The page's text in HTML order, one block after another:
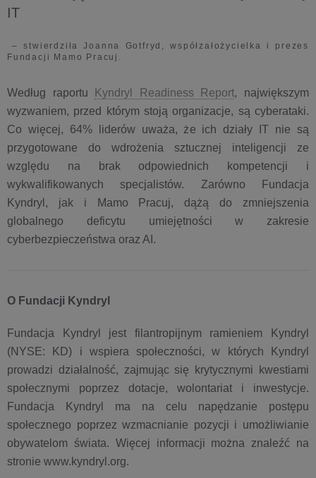
IT
– stwierdziła Joanna Gotfryd, współzałożycielka i prezes
Fundacji Mamo Pracuj.
Według raportu Kyndryl Readiness Report, największym
wyzwaniem, przed którym stoją organizacje, są cyberataki.
Co więcej, 64% liderów uważa, że ich działy IT nie są
przygotowane do wdrożenia sztucznej inteligencji ze
względu na brak odpowiednich kompetencji i
wykwalifikowanych specjalistów. Zarówno Fundacja
Kyndryl, jak i Mamo Pracuj, dążą do zmniejszenia
globalnego deficytu umiejętności w zakresie
cyberbezpieczeństwa oraz AI.
O Fundacji Kyndryl
Fundacja Kyndryl jest filantropijnym ramieniem Kyndryl
(NYSE: KD) i wspiera społeczności, w których Kyndryl
prowadzi działalność, zajmując się krytycznymi kwestiami
społecznymi poprzez dotacje, wolontariat i inwestycje.
Fundacja Kyndryl ma na celu napędzanie postępu
społecznego poprzez wzmacnianie pozycji i umożliwianie
obywatelom świata. Więcej informacji można znaleźć na
stronie www.kyndryl.org.